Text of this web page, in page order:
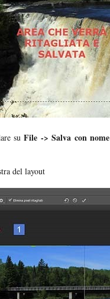
suFile -> Salva con nome
del layout